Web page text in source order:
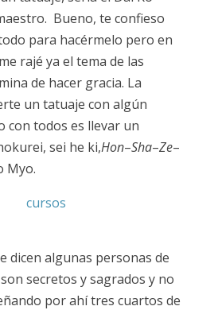
Bueno, te confieso
para hacérmelo pero en
rajé ya el tema de las
de hacer gracia. La
un tatuaje con algún
con todos es llevar un
sei he ki,Hon–Sha–Ze–
Myo.
dicen algunas personas de
secretos y sagrados y no
por ahí tres cuartos de